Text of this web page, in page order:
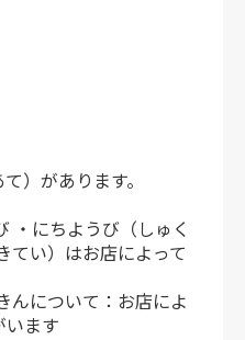
）があります。
・にちようび（しゅく
てい）はお店によって
んについて：お店によ
います